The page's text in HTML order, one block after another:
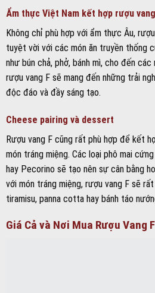
món tráng miệng. Các loại phô mai cứng
hay Pecorino sẽ tạo nên sự cân bằng
với món tráng miệng, rượu vang F sẽ
tiramisu, panna cotta hay bánh táo
Giá Cả và Nơi Mua Rượu Vang